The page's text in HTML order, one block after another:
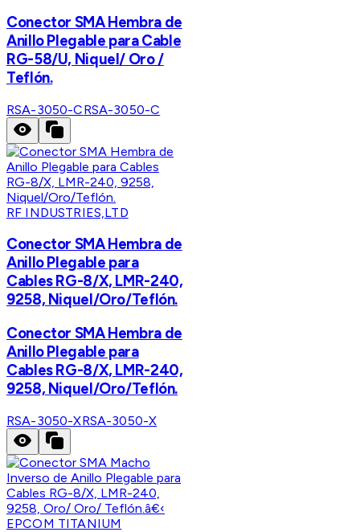
Conector SMA Hembra de
Anillo Plegable para Cable
RG-58/U, Niquel/ Oro /
Teflón.
RSA-3050-CRSA-3050-C
RF INDUSTRIES,LTD
Conector SMA Hembra de
Anillo Plegable para
Cables RG-8/X, LMR-240,
9258, Niquel/Oro/Teflón.
Conector SMA Hembra de
Anillo Plegable para
Cables RG-8/X, LMR-240,
9258, Niquel/Oro/Teflón.
RSA-3050-XRSA-3050-X
EPCOM TITANIUM